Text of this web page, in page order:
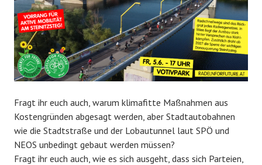
Fragt ihr euch auch, warum klimafitte Maßnahmen aus
Kostengründen abgesagt werden, aber Stadtautobahnen
wie die Stadtstraße und der Lobautunnel laut SPÖ und
NEOS unbedingt gebaut werden müssen?
Fragt ihr euch auch, wie es sich ausgeht, dass sich Parteien,